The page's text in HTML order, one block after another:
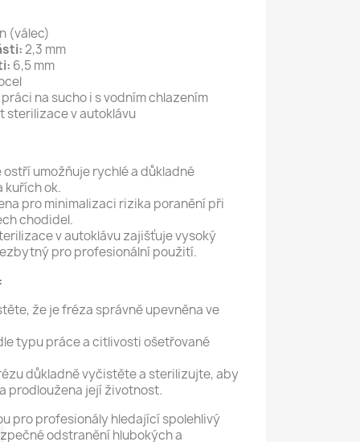
(válec)
2,3 mm
6,5 mm
na sucho i s vodním chlazením
sterilizace v autoklávu
ostří umožňuje rychlé a důkladné
kuřích ok.
pro minimalizaci rizika poranění při
chodidel.
v autoklávu zajišťuje vysoký
pro profesionální použití.
že je fréza správně upevněna ve
typu práce a citlivosti ošetřované
důkladně vyčistěte a sterilizujte, aby
prodloužena její životnost.
pro profesionály hledající spolehlivý
odstranění hlubokých a